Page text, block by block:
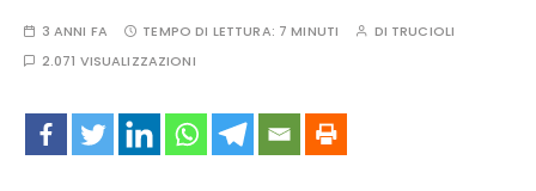
3 ANNI FA TEMPO DI LETTURA: 7 MINUTI DI TRUCIOLI
2.071 VISUALIZZAZIONI